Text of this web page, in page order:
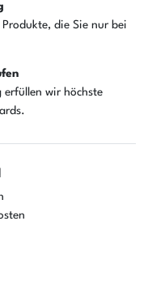
die Sie nur bei
erfüllen wir höchste